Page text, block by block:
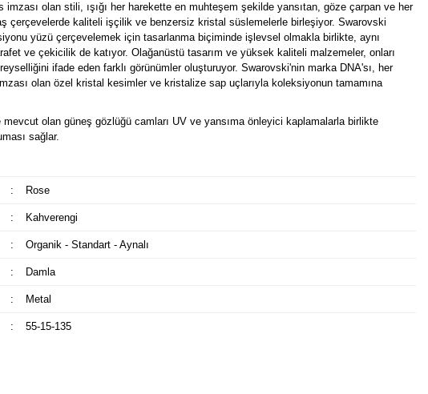
imzası olan stili, ışığı her harekette en muhteşem şekilde yansıtan, göze çarpan ve her
çerçevelerde kaliteli işçilik ve benzersiz kristal süslemelerle birleşiyor. Swarovski
yüzü çerçevelemek için tasarlanma biçiminde işlevsel olmakla birlikte, aynı
ve çekicilik de katıyor. Olağanüstü tasarım ve yüksek kaliteli malzemeler, onları
ifade eden farklı görünümler oluşturuyor. Swarovski'nin marka DNA'sı, her
olan özel kristal kesimler ve kristalize sap uçlarıyla koleksiyonun tamamına
mevcut olan güneş gözlüğü camları UV ve yansıma önleyici kaplamalarla birlikte
sağlar.
: Rose
: Kahverengi
: Organik - Standart - Aynalı
: Damla
: Metal
: 55-15-135